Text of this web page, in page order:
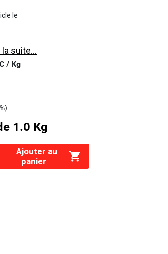
le
la suite...
/ Kg
)
1.0 Kg
Ajouter au
panier